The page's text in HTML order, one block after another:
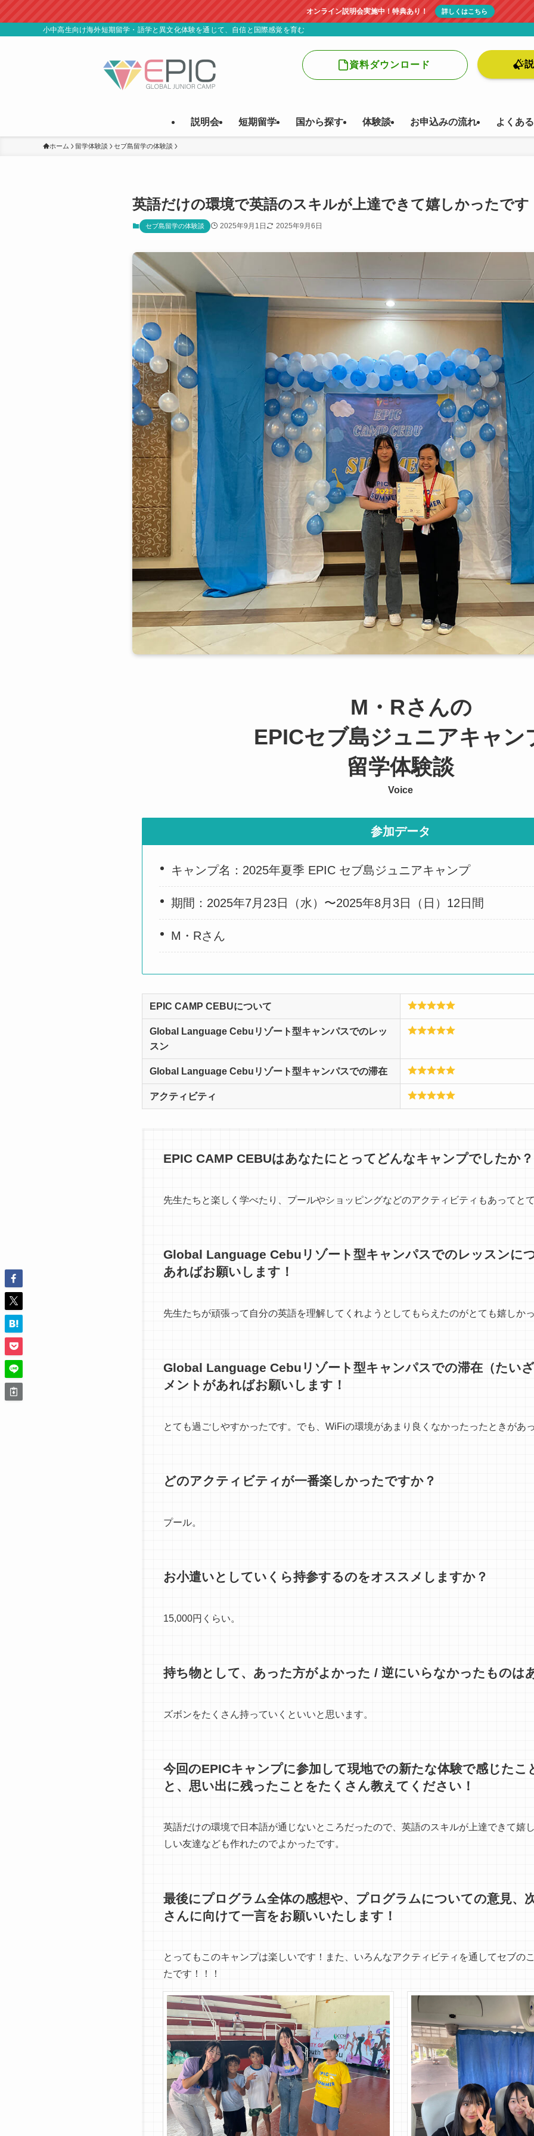
オンライン説明会実施中！特典あり！ 詳しくはこちら
小中高生向け海外短期留学・語学と異文化体験を通じて、自信と国際感覚を育む
説明会 短期留学 国から探す 体験談 お申込みの流れ よくあ
資料ダウンロード
ホーム 留学体験談 セブ島留学の体験談
英語だけの環境で英語のスキルが上達できて嬉しかったです
セブ島留学の体験談 2025年9月1日 2025年9月6日
M・Rさんの
EPICセブ島ジュニアキャン
留学体験談
Voice
参加データ
キャンプ名：2025年夏季 EPIC セブ島ジュニアキャンプ
期間：2025年7月23日（水）〜2025年8月3日（日）12日間
M・Rさん
EPIC CAMP CEBUについて
Global Language Cebuリゾート型キャンパスでのレッ
スン
Global Language Cebuリゾート型キャンパスでの滞在
アクティビティ
EPIC CAMP CEBUはあなたにとってどんなキャンプでしたか？
先生たちと楽しく学べたり、プールやショッピングなどのアクティビティもあってと
Global Language Cebuリゾート型キャンパスでのレッスンに
あればお願いします！
先生たちが頑張って自分の英語を理解してくれようとしてもらえたのがとても嬉しか
Global Language Cebuリゾート型キャンパスでの滞在（たい
メントがあればお願いします！
とても過ごしやすかったです。でも、WiFiの環境があまり良くなかったったときがあ
どのアクティビティが一番楽しかったですか？
プール。
お小遣いとしていくら持参するのをオススメしますか？
15,000円くらい。
持ち物として、あった方がよかった / 逆にいらなかったものは
ズボンをたくさん持っていくといいと思います。
今回のEPICキャンプに参加して現地での新たな体験で感じたこ
と、思い出に残ったことをたくさん教えてください！
英語だけの環境で日本語が通じないところだったので、英語のスキルが上達できて嬉
しい友達なども作れたのでよかったです。
最後にプログラム全体の感想や、プログラムについての意見、
さんに向けて一言をお願いいたします！
とってもこのキャンプは楽しいです！また、いろんなアクティビティを通してセブの
たです！！！